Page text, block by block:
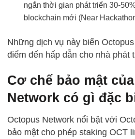
ngắn thời gian phát triển 30-
blockchain mới (Near
Những dịch vụ này biến
điểm đến hấp dẫn cho nhà phát
Cơ chế bảo mật
Network có gì đặc
Octopus Network nổi bật với
bảo mật cho phép staking OCT